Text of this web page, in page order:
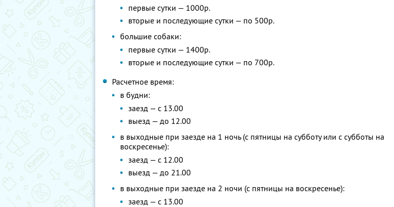
первые сутки — 1000р.
вторые и последующие сутки — по 500р.
большие собаки:
первые сутки — 1400р.
вторые и последующие сутки — по 700р.
Расчетное время:
в будни:
заезд — с 13.00
выезд — до 12.00
в выходные при заезде на 1 ночь (с пятницы на субботу или с субботы на
воскресенье):
заезд — с 12.00
выезд — до 21.00
в выходные при заезде на 2 ночи (с пятницы на воскресенье):
заезд — с 13.00